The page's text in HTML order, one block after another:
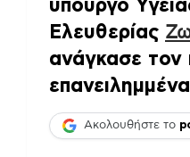
υπουργό
Ελευθερίας
ανάγκασε τον
Ακολουθήστε το